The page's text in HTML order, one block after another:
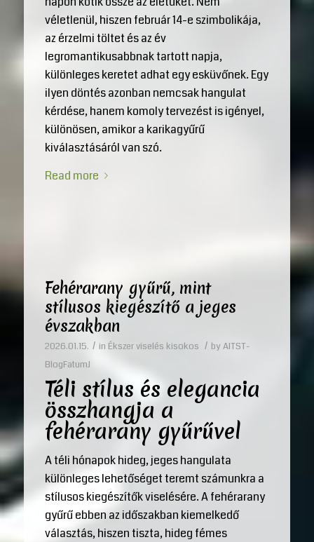
véletlenül, hiszen február 14-e szimbolikája,
az érzelmi töltet és az év
legromantikusabbnak tartott napja,
különleges keretet adhat egy esküvőnek. Egy
ilyen döntés azonban nemcsak hangulat
kérdése, hanem komoly tervezést is igényel,
különösen, amikor a karikagyűrű
kiválasztásáról van szó.
Read more
Fehérarany gyűrű, mint
stílusos kiegészítő a jeges
évszakban
2026.01.15. / in Ékszer viselés kisokos / by AITST-
BlogFatumJ
Téli stílus és elegancia
összhangja a
fehérarany gyűrűvel
A téli hónapok hideg, jeges hangulata
különleges lehetőséget teremt számunkra a
stílusos kiegészítők viselésére. A fehérarany
gyűrű ebben az időszakban kiemelkedő
választás, hiszen tiszta, hideg fémes